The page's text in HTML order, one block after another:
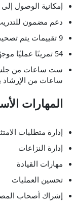
إمكانية الوصول إلى 192 ساعة من التعلم
دعم مضمون
9 تقييمات يتم تصحيحها تلقائيًا
54 تمرينًا عمليًا موجهًا
ست ساعات من جلسة
ساعات من الإرشاد
المهارات
إدارة متطلبات
إدارة النزاعات
مهارات القيادة
تحسين العمليات
إشراك أصحاب